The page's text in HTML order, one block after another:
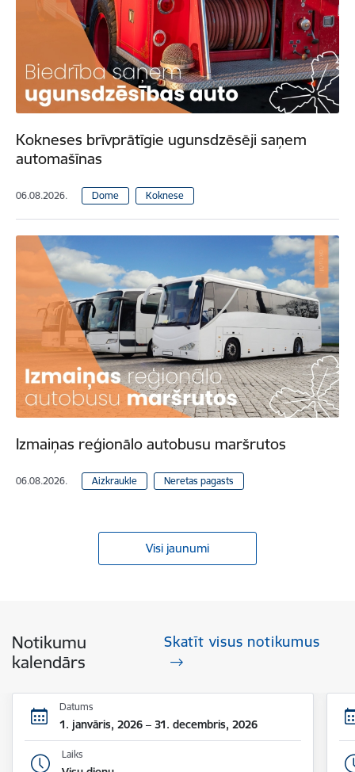
Kokneses brīvprātīgie ugunsdzēsēji saņem
automašīnas
06.08.2026. Dome Koknese
Izmaiņas reģionālo autobusu maršrutos
06.08.2026. Aizkraukle Neretas pagasts
Visi jaunumi
Notikumu
kalendārs
Skatīt visus notikumus
Datums
1. janvāris, 2026 – 31. decembris, 2026
Laiks